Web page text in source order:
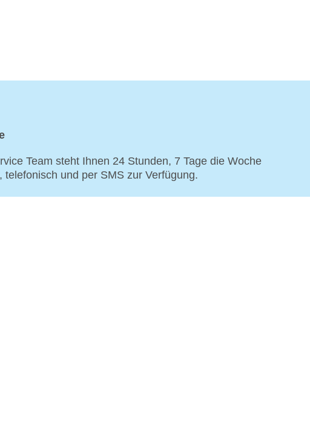
Team steht Ihnen 24 Stunden, 7 Tage die Woche
und per SMS zur Verfügung.